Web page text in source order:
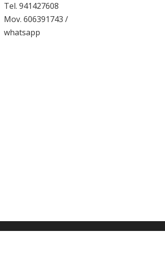
Tel. 941427608
Mov. 606391743 /
whatsapp